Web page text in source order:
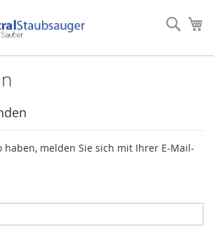
haben, melden Sie sich mit Ihrer E-Mail-